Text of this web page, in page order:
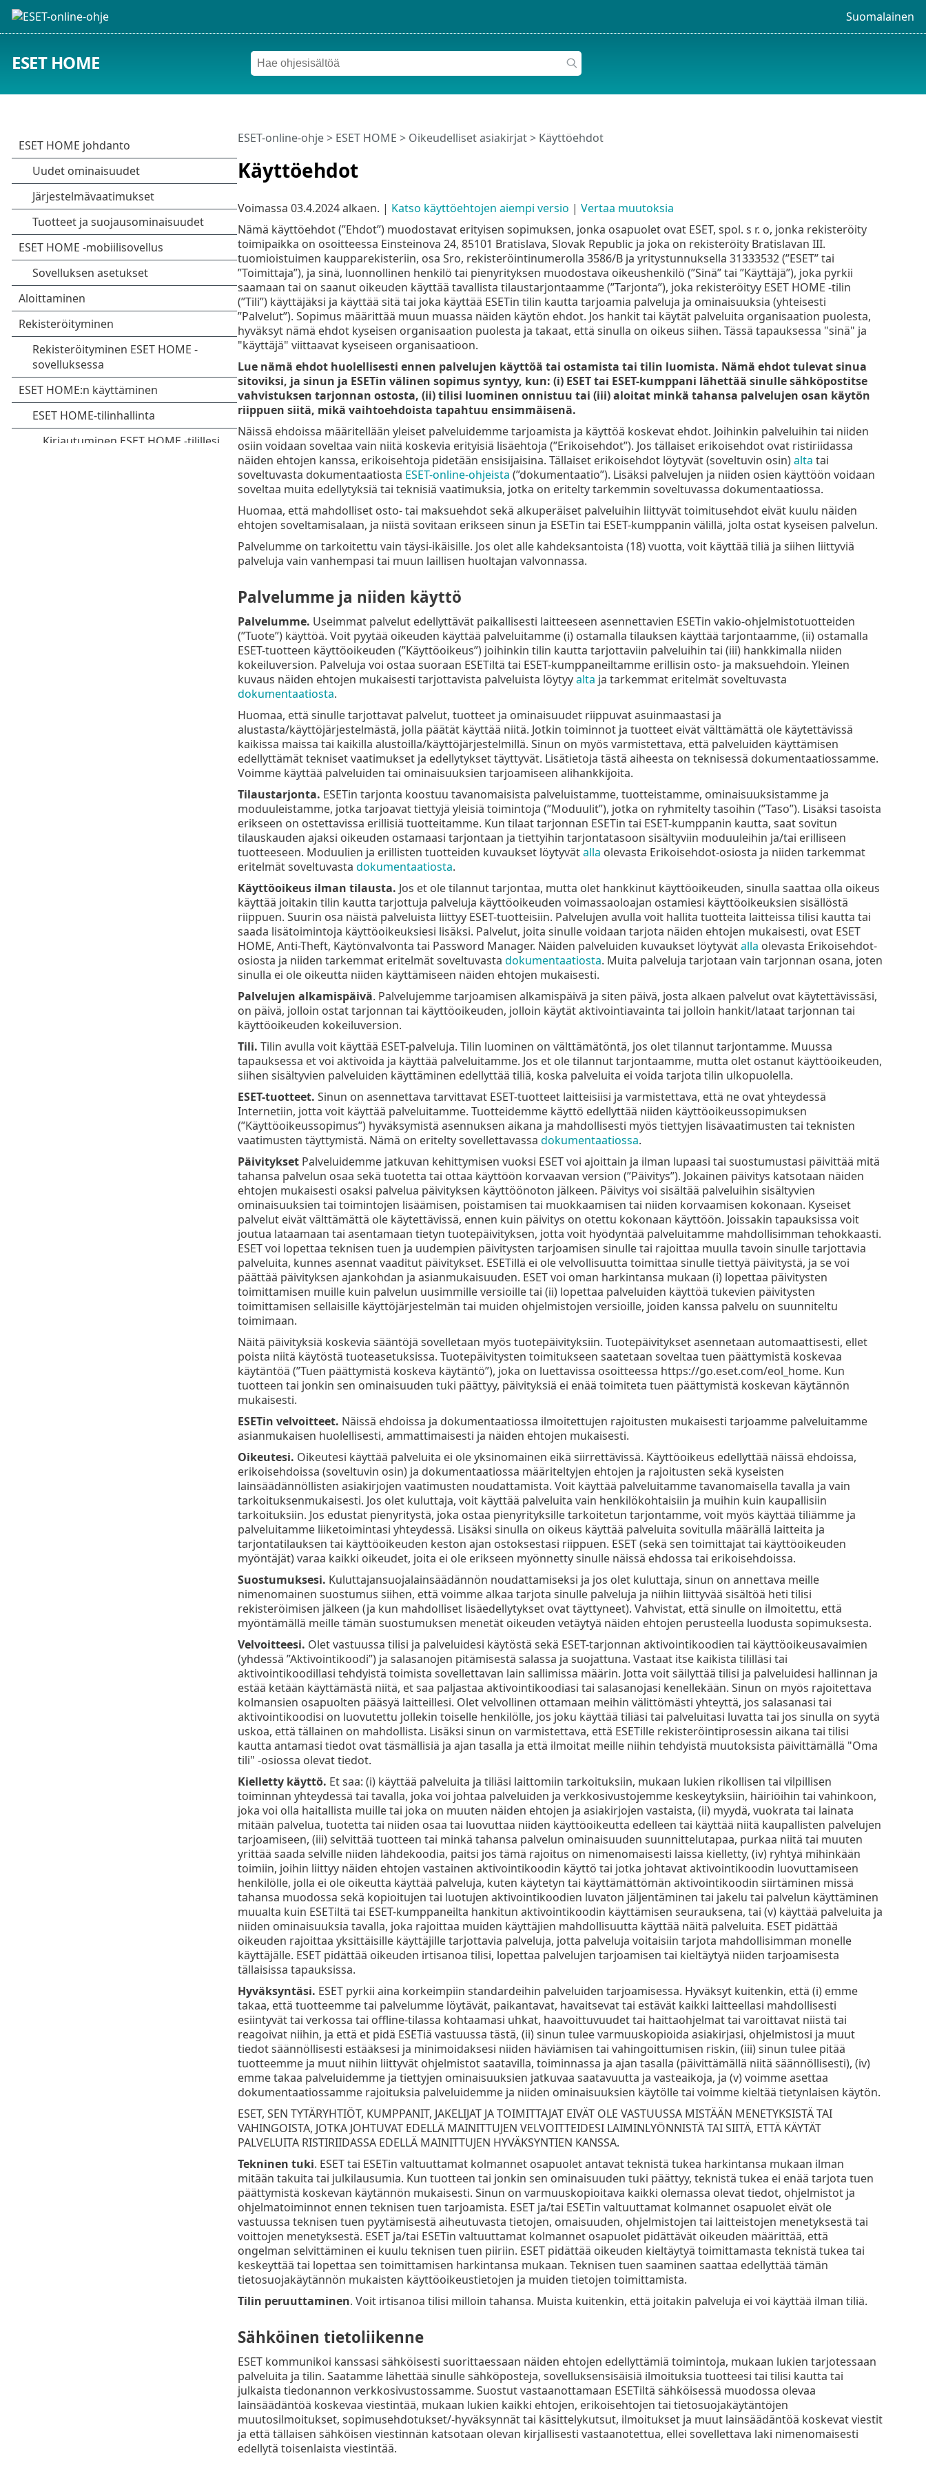
Suomalainen
ESET HOME
Käyttöehdot
ESET-online-ohje> ESET HOME > Oikeudelliset asiakirjat > Käyttöehdot
Voimassa 03.4.2024alkaen. | Katso käyttöehtojen aiempi versio | Vertaa muutoksia
Nämä käyttöehdot (”Ehdot”) muodostavat erityisen sopimuksen, jonka osapuolet ovat ESET, spol. s r. o, jonka rekisteröity
toimipaikka on osoitteessa Einsteinova 24, 85101 Bratislava, Slovak Republic ja joka on rekisteröity Bratislavan III.
tuomioistuimen kaupparekisteriin, osa Sro, rekisteröintinumerolla 3586/B ja yritystunnuksella 31333532 (”ESET” tai
”Toimittaja”), ja sinä, luonnollinen henkilö tai pienyrityksen muodostava oikeushenkilö (”Sinä” tai ”Käyttäjä”), joka pyrkii
saamaan tai on saanut oikeuden käyttää tavallista tilaustarjontaamme (”Tarjonta”), joka rekisteröityy ESET HOME -tilin
(”Tili”) käyttäjäksi ja käyttää sitä tai joka käyttää ESETin tilin kautta tarjoamia palveluja ja ominaisuuksia (yhteisesti
”Palvelut”). Sopimus määrittää muun muassa näiden käytön ehdot. Jos hankit tai käytät palveluita organisaation puolesta,
hyväksyt nämä ehdot kyseisen organisaation puolesta ja takaat, että sinulla on oikeus siihen. Tässä tapauksessa "sinä" ja
"käyttäjä" viittaavat kyseiseen organisaatioon.
Lue nämä ehdot huolellisesti ennen palvelujen käyttöä tai ostamista tai tilin luomista. Nämä ehdot tulevat sinua
sitoviksi, ja sinun ja ESETin välinen sopimus syntyy, kun: (i) ESET tai ESET-kumppani lähettää sinulle sähköpostitse
vahvistuksen tarjonnan ostosta, (ii) tilisi luominen onnistuu tai (iii) aloitat minkä tahansa palvelujen osan käytön
riippuen siitä, mikä vaihtoehdoista tapahtuu ensimmäisenä.
Näissä ehdoissa määritellään yleiset palveluidemme tarjoamista ja käyttöä koskevat ehdot. Joihinkin palveluihin tai niiden
osiin voidaan soveltaa vain niitä koskevia erityisiä lisäehtoja (”Erikoisehdot”). Jos tällaiset erikoisehdot ovat ristiriidassa
näiden ehtojen kanssa, erikoisehtoja pidetään ensisijaisina. Tällaiset erikoisehdot löytyvät (soveltuvin osin)alta tai
soveltuvasta dokumentaatiosta ESET-online-ohjeista (”dokumentaatio”). Lisäksi palvelujen ja niiden osien käyttöön voidaan
soveltaa muita edellytyksiä tai teknisiä vaatimuksia, jotka on eritelty tarkemmin soveltuvassa dokumentaatiossa.
Huomaa, että mahdolliset osto- tai maksuehdot sekä alkuperäiset palveluihin liittyvät toimitusehdot eivät kuulu näiden
ehtojen soveltamisalaan, ja niistä sovitaan erikseen sinun ja ESETin tai ESET-kumppanin välillä, jolta ostat kyseisen palvelun.
Palvelumme on tarkoitettu vain täysi-ikäisille. Jos olet alle kahdeksantoista (18) vuotta, voit käyttää tiliä ja siihen liittyviä
palveluja vain vanhempasi tai muun laillisen huoltajan valvonnassa.
Palvelumme ja niiden käyttö
Palvelumme. Useimmat palvelut edellyttävät paikallisesti laitteeseen asennettavien ESETin vakio-ohjelmistotuotteiden
(”Tuote”) käyttöä. Voit pyytää oikeuden käyttää palveluitamme (i) ostamalla tilauksen käyttää tarjontaamme, (ii) ostamalla
ESET-tuotteen käyttöoikeuden (”Käyttöoikeus”) joihinkin tilin kautta tarjottaviin palveluihin tai (iii) hankkimalla niiden
kokeiluversion. Palveluja voi ostaa suoraan ESETiltä tai ESET-kumppaneiltamme erillisin osto- ja maksuehdoin. Yleinen
kuvaus näiden ehtojen mukaisesti tarjottavista palveluista löytyyalta ja tarkemmat eritelmät soveltuvasta
dokumentaatiosta.
Huomaa, että sinulle tarjottavat palvelut, tuotteet ja ominaisuudet riippuvat asuinmaastasi ja
alustasta/käyttöjärjestelmästä, jolla päätät käyttää niitä. Jotkin toiminnot ja tuotteet eivät välttämättä ole käytettävissä
kaikissa maissa tai kaikilla alustoilla/käyttöjärjestelmillä. Sinun on myös varmistettava, että palveluiden käyttämisen
edellyttämät tekniset vaatimukset ja edellytykset täyttyvät. Lisätietoja tästä aiheesta on teknisessä dokumentaatiossamme.
Voimme käyttää palveluiden tai ominaisuuksien tarjoamiseen alihankkijoita.
Tilaustarjonta. ESETin tarjonta koostuu tavanomaisista palveluistamme, tuotteistamme, ominaisuuksistamme ja
moduuleistamme, jotka tarjoavat tiettyjä yleisiä toimintoja (”Moduulit”), jotka on ryhmitelty tasoihin (”Taso”). Lisäksi tasoista
erikseen on ostettavissa erillisiä tuotteitamme. Kun tilaat tarjonnan ESETin tai ESET-kumppanin kautta, saat sovitun
tilauskauden ajaksi oikeuden ostamaasi tarjontaan ja tiettyihin tarjontatasoon sisältyviin moduuleihin ja/tai erilliseen
tuotteeseen. Moduulien ja erillisten tuotteiden kuvaukset löytyvätalla olevasta Erikoisehdot-osiosta ja niiden tarkemmat
eritelmät soveltuvasta dokumentaatiosta.
Käyttöoikeus ilman tilausta. Jos et ole tilannut tarjontaa, mutta olet hankkinut käyttöoikeuden, sinulla saattaa olla oikeus
käyttää joitakin tilin kautta tarjottuja palveluja käyttöoikeuden voimassaoloajan ostamiesi käyttöoikeuksien sisällöstä
riippuen. Suurin osa näistä palveluista liittyy ESET-tuotteisiin. Palvelujen avulla voit hallita tuotteita laitteissa tilisi kautta tai
saada lisätoimintoja käyttöoikeuksiesi lisäksi. Palvelut, joita sinulle voidaan tarjota näiden ehtojen mukaisesti, ovat ESET
HOME, Anti-Theft, Käytönvalvonta tai Password Manager. Näiden palveluiden kuvaukset löytyvätalla olevasta Erikoisehdot-
osiosta ja niiden tarkemmat eritelmät soveltuvasta dokumentaatiosta. Muita palveluja tarjotaan vain tarjonnan osana, joten
sinulla ei ole oikeutta niiden käyttämiseen näiden ehtojen mukaisesti.
Palvelujen alkamispäivä. Palvelujemme tarjoamisen alkamispäivä ja siten päivä, josta alkaen palvelut ovat käytettävissäsi,
on päivä, jolloin ostat tarjonnan tai käyttöoikeuden, jolloin käytät aktivointiavainta tai jolloin hankit/lataat tarjonnan tai
käyttöoikeuden kokeiluversion.
Tili. Tilin avulla voit käyttää ESET-palveluja. Tilin luominen on välttämätöntä, jos olet tilannut tarjontamme. Muussa
tapauksessa et voi aktivoida ja käyttää palveluitamme. Jos et ole tilannut tarjontaamme, mutta olet ostanut käyttöoikeuden,
siihen sisältyvien palveluiden käyttäminen edellyttää tiliä, koska palveluita ei voida tarjota tilin ulkopuolella.
ESET-tuotteet. Sinun on asennettava tarvittavat ESET-tuotteet laitteisiisi ja varmistettava, että ne ovat yhteydessä
Internetiin, jotta voit käyttää palveluitamme. Tuotteidemme käyttö edellyttää niiden käyttöoikeussopimuksen
(”Käyttöoikeussopimus”) hyväksymistä asennuksen aikana ja mahdollisesti myös tiettyjen lisävaatimusten tai teknisten
vaatimusten täyttymistä. Nämä on eritelty sovellettavassa dokumentaatiossa.
PäivityksetPalveluidemme jatkuvan kehittymisen vuoksi ESET voi ajoittain ja ilman lupaasi tai suostumustasi päivittää mitä
tahansa palvelun osaa sekä tuotetta tai ottaa käyttöön korvaavan version (”Päivitys”). Jokainen päivitys katsotaan näiden
ehtojen mukaisesti osaksi palvelua päivityksen käyttöönoton jälkeen. Päivitys voi sisältää palveluihin sisältyvien
ominaisuuksien tai toimintojen lisäämisen, poistamisen tai muokkaamisen tai niiden korvaamisen kokonaan. Kyseiset
palvelut eivät välttämättä ole käytettävissä, ennen kuin päivitys on otettu kokonaan käyttöön. Joissakin tapauksissa voit
joutua lataamaan tai asentamaan tietyn tuotepäivityksen, jotta voit hyödyntää palveluitamme mahdollisimman tehokkaasti.
ESET voi lopettaa teknisen tuen ja uudempien päivitysten tarjoamisen sinulle tai rajoittaa muulla tavoin sinulle tarjottavia
palveluita, kunnes asennat vaaditut päivitykset. ESETillä ei ole velvollisuutta toimittaa sinulle tiettyä päivitystä, ja se voi
päättää päivityksen ajankohdan ja asianmukaisuuden. ESET voi oman harkintansa mukaan (i) lopettaa päivitysten
toimittamisen muille kuin palvelun uusimmille versioille tai (ii) lopettaa palveluiden käyttöä tukevien päivitysten
toimittamisen sellaisille käyttöjärjestelmän tai muiden ohjelmistojen versioille, joiden kanssa palvelu on suunniteltu
toimimaan.
Näitä päivityksiä koskevia sääntöjä sovelletaan myös tuotepäivityksiin. Tuotepäivitykset asennetaan automaattisesti, ellet
poista niitä käytöstä tuoteasetuksissa. Tuotepäivitysten toimitukseen saatetaan soveltaa tuen päättymistä koskevaa
käytäntöä (”Tuen päättymistä koskeva käytäntö”), joka on luettavissa osoitteessa https://go.eset.com/eol_home. Kun
tuotteen tai jonkin sen ominaisuuden tuki päättyy, päivityksiä ei enää toimiteta tuen päättymistä koskevan käytännön
mukaisesti.
ESETin velvoitteet. Näissä ehdoissa ja dokumentaatiossa ilmoitettujen rajoitusten mukaisesti tarjoamme palveluitamme
asianmukaisen huolellisesti, ammattimaisesti ja näiden ehtojen mukaisesti.
Oikeutesi. Oikeutesi käyttää palveluita ei ole yksinomainen eikä siirrettävissä. Käyttöoikeus edellyttää näissä ehdoissa,
erikoisehdoissa (soveltuvin osin) ja dokumentaatiossa määriteltyjen ehtojen ja rajoitusten sekä kyseisten
lainsäädännöllisten asiakirjojen vaatimusten noudattamista. Voit käyttää palveluitamme tavanomaisella tavalla ja vain
tarkoituksenmukaisesti. Jos olet kuluttaja, voit käyttää palveluita vain henkilökohtaisiin ja muihin kuin kaupallisiin
tarkoituksiin. Jos edustat pienyritystä, joka ostaa pienyrityksille tarkoitetun tarjontamme, voit myös käyttää tiliämme ja
palveluitamme liiketoimintasi yhteydessä. Lisäksi sinulla on oikeus käyttää palveluita sovitulla määrällä laitteita ja
tarjontatilauksen tai käyttöoikeuden keston ajan ostoksestasi riippuen. ESET (sekä sen toimittajat tai käyttöoikeuden
myöntäjät) varaa kaikki oikeudet, joita ei ole erikseen myönnetty sinulle näissä ehdossa tai erikoisehdoissa.
Suostumuksesi. Kuluttajansuojalainsäädännön noudattamiseksi ja jos olet kuluttaja, sinun on annettava meille
nimenomainen suostumus siihen, että voimme alkaa tarjota sinulle palveluja ja niihin liittyvää sisältöä heti tilisi
rekisteröimisen jälkeen (ja kun mahdolliset lisäedellytykset ovat täyttyneet). Vahvistat, että sinulle on ilmoitettu, että
myöntämällä meille tämän suostumuksen menetät oikeuden vetäytyä näiden ehtojen perusteella luodusta sopimuksesta.
Velvoitteesi. Olet vastuussa tilisi ja palveluidesi käytöstä sekä ESET-tarjonnan aktivointikoodien tai käyttöoikeusavaimien
(yhdessä ”Aktivointikoodi”) ja salasanojen pitämisestä salassa ja suojattuna. Vastaat itse kaikista tililläsi tai
aktivointikoodillasi tehdyistä toimista sovellettavan lain sallimissa määrin. Jotta voit säilyttää tilisi ja palveluidesi hallinnan ja
estää ketään käyttämästä niitä, et saa paljastaa aktivointikoodiasi tai salasanojasi kenellekään. Sinun on myös rajoitettava
kolmansien osapuolten pääsyä laitteillesi. Olet velvollinen ottamaan meihin välittömästi yhteyttä, jos salasanasi tai
aktivointikoodisi on luovutettu jollekin toiselle henkilölle, jos joku käyttää tiliäsi tai palveluitasi luvatta tai jos sinulla on syytä
uskoa, että tällainen on mahdollista. Lisäksi sinun on varmistettava, että ESETille rekisteröintiprosessin aikana tai tilisi
kautta antamasi tiedot ovat täsmällisiä ja ajan tasalla ja että ilmoitat meille niihin tehdyistä muutoksista päivittämällä "Oma
tili" -osiossa olevat tiedot.
Kielletty käyttö. Et saa: (i) käyttää palveluita ja tiliäsi laittomiin tarkoituksiin, mukaan lukien rikollisen tai vilpillisen
toiminnan yhteydessä tai tavalla, joka voi johtaa palveluiden ja verkkosivustojemme keskeytyksiin, häiriöihin tai vahinkoon,
joka voi olla haitallista muille tai joka on muuten näiden ehtojen ja asiakirjojen vastaista, (ii) myydä, vuokrata tai lainata
mitään palvelua, tuotetta tai niiden osaa tai luovuttaa niiden käyttöoikeutta edelleen tai käyttää niitä kaupallisten palvelujen
tarjoamiseen, (iii) selvittää tuotteen tai minkä tahansa palvelun ominaisuuden suunnittelutapaa, purkaa niitä tai muuten
yrittää saada selville niiden lähdekoodia, paitsi jos tämä rajoitus on nimenomaisesti laissa kielletty, (iv) ryhtyä mihinkään
toimiin, joihin liittyy näiden ehtojen vastainen aktivointikoodin käyttö tai jotka johtavat aktivointikoodin luovuttamiseen
henkilölle, jolla ei ole oikeutta käyttää palveluja, kuten käytetyn tai käyttämättömän aktivointikoodin siirtäminen missä
tahansa muodossa sekä kopioitujen tai luotujen aktivointikoodien luvaton jäljentäminen tai jakelu tai palvelun käyttäminen
muualta kuin ESETiltä tai ESET-kumppaneilta hankitun aktivointikoodin käyttämisen seurauksena, tai (v) käyttää palveluita ja
niiden ominaisuuksia tavalla, joka rajoittaa muiden käyttäjien mahdollisuutta käyttää näitä palveluita. ESET pidättää
oikeuden rajoittaa yksittäisille käyttäjille tarjottavia palveluja, jotta palveluja voitaisiin tarjota mahdollisimman monelle
käyttäjälle. ESET pidättää oikeuden irtisanoa tilisi, lopettaa palvelujen tarjoamisen tai kieltäytyä niiden tarjoamisesta
tällaisissa tapauksissa.
Hyväksyntäsi. ESET pyrkii aina korkeimpiin standardeihin palveluiden tarjoamisessa. Hyväksyt kuitenkin, että (i) emme
takaa, että tuotteemme tai palvelumme löytävät, paikantavat, havaitsevat tai estävät kaikki laitteellasi mahdollisesti
esiintyvät tai verkossa tai offline-tilassa kohtaamasi uhkat, haavoittuvuudet tai haittaohjelmat tai varoittavat niistä tai
reagoivat niihin, ja että et pidä ESETiä vastuussa tästä, (ii) sinun tulee varmuuskopioida asiakirjasi, ohjelmistosi ja muut
tiedot säännöllisesti estääksesi ja minimoidaksesi niiden häviämisen tai vahingoittumisen riskin, (iii) sinun tulee pitää
tuotteemme ja muut niihin liittyvät ohjelmistot saatavilla, toiminnassa ja ajan tasalla (päivittämällä niitä säännöllisesti), (iv)
emme takaa palveluidemme ja tiettyjen ominaisuuksien jatkuvaa saatavuutta ja vasteaikoja, ja (v) voimme asettaa
dokumentaatiossamme rajoituksia palveluidemme ja niiden ominaisuuksien käytölle tai voimme kieltää tietynlaisen käytön.
ESET, SEN TYTÄRYHTIÖT, KUMPPANIT, JAKELIJAT JA TOIMITTAJAT EIVÄT OLE VASTUUSSA MISTÄÄN MENETYKSISTÄ TAI
VAHINGOISTA, JOTKA JOHTUVAT EDELLÄ MAINITTUJEN VELVOITTEIDESI LAIMINLYÖNNISTÄ TAI SIITÄ, ETTÄ KÄYTÄT
PALVELUITA RISTIRIIDASSA EDELLÄ MAINITTUJEN HYVÄKSYNTIEN KANSSA.
Tekninen tuki. ESET tai ESETin valtuuttamat kolmannet osapuolet antavat teknistä tukea harkintansa mukaan ilman
mitään takuita tai julkilausumia. Kun tuotteen tai jonkin sen ominaisuuden tuki päättyy, teknistä tukea ei enää tarjota tuen
päättymistä koskevan käytännön mukaisesti. Sinun on varmuuskopioitava kaikki olemassa olevat tiedot, ohjelmistot ja
ohjelmatoiminnot ennen teknisen tuen tarjoamista. ESET ja/tai ESETin valtuuttamat kolmannet osapuolet eivät ole
vastuussa teknisen tuen pyytämisestä aiheutuvasta tietojen, omaisuuden, ohjelmistojen tai laitteistojen menetyksestä tai
voittojen menetyksestä. ESET ja/tai ESETin valtuuttamat kolmannet osapuolet pidättävät oikeuden määrittää, että
ongelman selvittäminen ei kuulu teknisen tuen piiriin. ESET pidättää oikeuden kieltäytyä toimittamasta teknistä tukea tai
keskeyttää tai lopettaa sen toimittamisen harkintansa mukaan. Teknisen tuen saaminen saattaa edellyttää tämän
tietosuojakäytännön mukaisten käyttöoikeustietojen ja muiden tietojen toimittamista.
Tilin peruuttaminen. Voit irtisanoa tilisi milloin tahansa. Muista kuitenkin, että joitakin palveluja ei voi käyttää ilman tiliä.
Sähköinen tietoliikenne
ESET kommunikoi kanssasi sähköisesti suorittaessaan näiden ehtojen edellyttämiä toimintoja, mukaan lukien tarjotessaan
palveluita ja tilin. Saatamme lähettää sinulle sähköposteja, sovelluksensisäisiä ilmoituksia tuotteesi tai tilisi kautta tai
julkaista tiedonannon verkkosivustossamme. Suostut vastaanottamaan ESETiltä sähköisessä muodossa olevaa
lainsäädäntöä koskevaa viestintää, mukaan lukien kaikki ehtojen, erikoisehtojen tai tietosuojakäytäntöjen
muutosilmoitukset, sopimusehdotukset/-hyväksynnät tai käsittelykutsut, ilmoitukset ja muut lainsäädäntöä koskevat viestit
ja että tällaisen sähköisen viestinnän katsotaan olevan kirjallisesti vastaanotettua, ellei sovellettava laki nimenomaisesti
edellytä toisenlaista viestintää.